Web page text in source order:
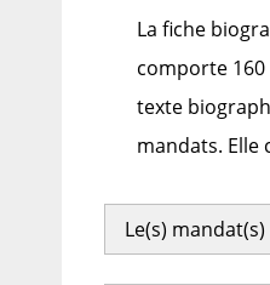
La fiche
comporte
texte
mandats. Elle
Le(s)